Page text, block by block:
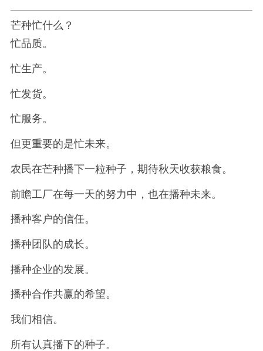
芒种忙什么？
忙品质。
忙生产。
忙发货。
忙服务。
但更重要的是忙未来。
农民在芒种播下一粒种子，期待秋天收获粮食。
前瞻工厂在每一天的努力中，也在播种未来。
播种客户的信任。
播种团队的成长。
播种企业的发展。
播种合作共赢的希望。
我们相信。
所有认真播下的种子。